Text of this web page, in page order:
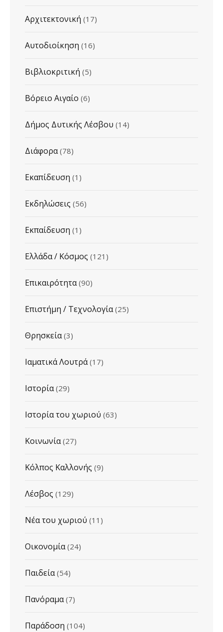
Αρχιτεκτονική (17)
Αυτοδιοίκηση (16)
Βιβλιοκριτική (5)
Βόρειο Αιγαίο (6)
Δήμος Δυτικής Λέσβου (14)
Διάφορα(78)
Εκαπίδευση (1)
Εκδηλώσεις (56)
Εκπαίδευση (1)
Ελλάδα / Κόσμος (121)
Επικαιρότητα(90)
Επιστήμη / Τεχνολογία(25)
Θρησκεία(3)
Ιαματικά Λουτρά(17)
Ιστορία(29)
Ιστορία του χωριού (63)
Κοινωνία(27)
Κόλπος Καλλονής (9)
Λέσβος (129)
Νέα του χωριού (11)
Οικονομία(24)
Παιδεία(54)
Πανόραμα(7)
Παράδοση (104)